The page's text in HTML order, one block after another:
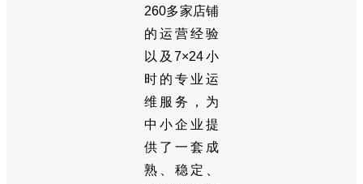
260多家店铺
的运营经验
以及7×24小
时的专业运
维服务，为
中小企业提
供了一套成
熟、稳定、